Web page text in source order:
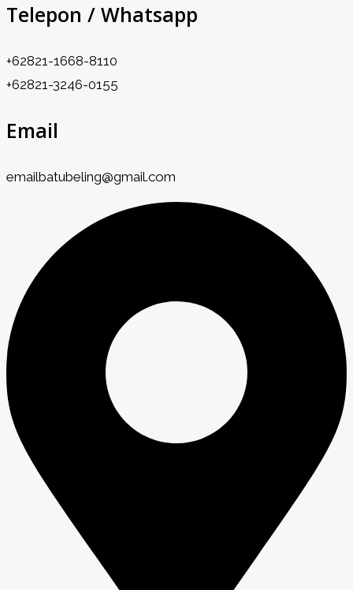
Telepon / Whatsapp
+62821-1668-8110
+62821-3246-0155
Email
emailbatubeling@gmail.com